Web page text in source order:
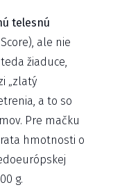
telesnú
ale nie
žiaduce,
„zlatý
a to so
Pre mačku
hmotnosti o
g.